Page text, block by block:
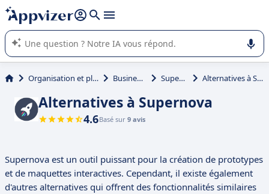
répondre (plusieurs lignes avec
L'IA de Appvizer vous guide dans l'utilisation ou la sélection de
logiciel SaaS en entreprise.
Organisation et planification Business Plan Supernova Alternatives à Supernova
Alternatives à Supernova
4.6Basé sur 9 avis
Supernova est un outil puissant pour la création de prototypes
et de maquettes interactives. Cependant, il existe également
d'autres alternatives qui offrent des fonctionnalités similaires